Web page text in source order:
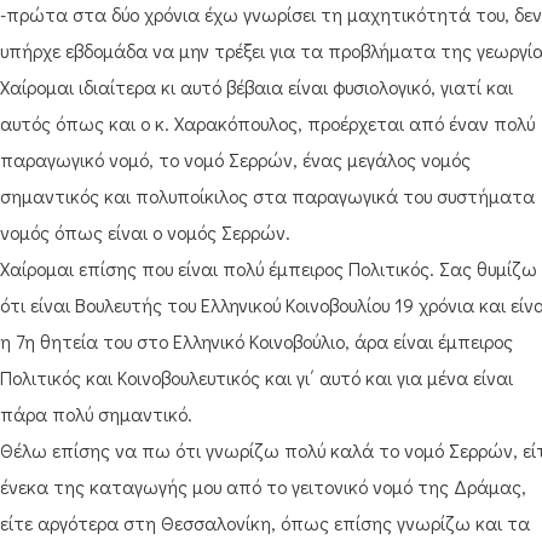
-πρώτα στα δύο χρόνια έχω γνωρίσει τη μαχητικότητά του, δεν
υπήρχε εβδομάδα να μην τρέξει για τα προβλήματα της
Χαίρομαι ιδιαίτερα κι αυτό βέβαια είναι φυσιολογικό, γιατί και
αυτός όπως και ο κ. Χαρακόπουλος, προέρχεται από έναν πολύ
παραγωγικό νομό, το νομό Σερρών, ένας μεγάλος νομός
σημαντικός και πολυποίκιλος στα παραγωγικά του συστήματα
νομός όπως είναι ο νομός Σερρών.
Χαίρομαι επίσης που είναι πολύ έμπειρος Πολιτικός. Σας θυμίζω
ότι είναι Βουλευτής του Ελληνικού Κοινοβουλίου 19 χρόνια και
η 7η θητεία του στο Ελληνικό Κοινοβούλιο, άρα είναι έμπειρος
Πολιτικός και Κοινοβουλευτικός και γι΄ αυτό και για μένα είναι
πάρα πολύ σημαντικό.
Θέλω επίσης να πω ότι γνωρίζω πολύ καλά το νομό Σερρών,
ένεκα της καταγωγής μου από το γειτονικό νομό της Δράμας,
είτε αργότερα στη Θεσσαλονίκη, όπως επίσης γνωρίζω και τα